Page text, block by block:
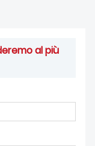
al più